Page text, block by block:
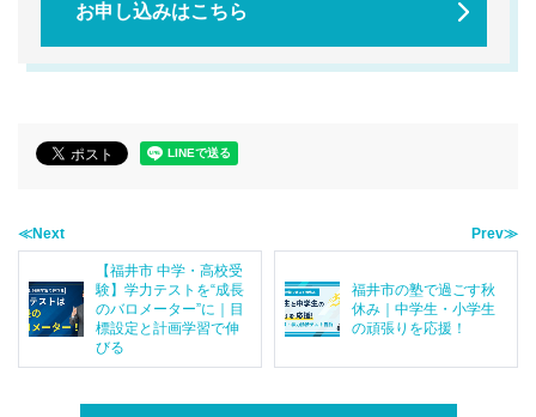
お申し込みはこちら
≪Next
【福井市 中学・高校受
験】学力テストを“成長
のバロメーター”に｜目
標設定と計画学習で伸
びる
Prev≫
福井市の塾で過ごす秋
休み｜中学生・小学生
の頑張りを応援！